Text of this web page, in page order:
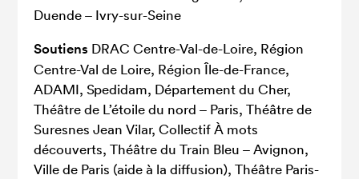
Duende – Ivry-sur-Seine
Soutiens DRAC Centre-Val-de-Loire, Région
Centre-Val de Loire, Région Île-de-France,
ADAMI, Spedidam, Département du Cher,
Théâtre de L’étoile du nord – Paris, Théâtre de
Suresnes Jean Vilar, Collectif À mots
découverts, Théâtre du Train Bleu – Avignon,
Ville de Paris (aide à la diffusion), Théâtre Paris-